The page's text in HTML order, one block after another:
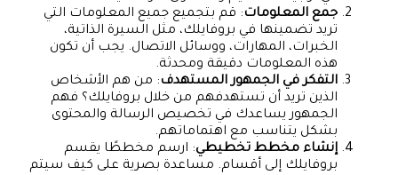
جمع المعلومات: قم بتجميع جميع المعلومات التي
تريد تضمينها في بروفايلك، مثل السيرة الذاتية،
الخبرات، المهارات، ووسائل الاتصال. يجب أن تكون
هذه المعلومات دقيقة ومحدثة.
التفكر في الجمهور المستهدف: من هم الأشخاص
الذين تريد أن تستهدفهم من خلال بروفايلك؟ فهم
الجمهور يساعدك في تخصيص الرسالة والمحتوى
بشكل يتناسب مع اهتماماتهم.
إنشاء مخطط تخطيطي: ارسم مخططًا يقسم
بروفايلك إلى أقسام. مساعدة بصرية على كيف سيتم